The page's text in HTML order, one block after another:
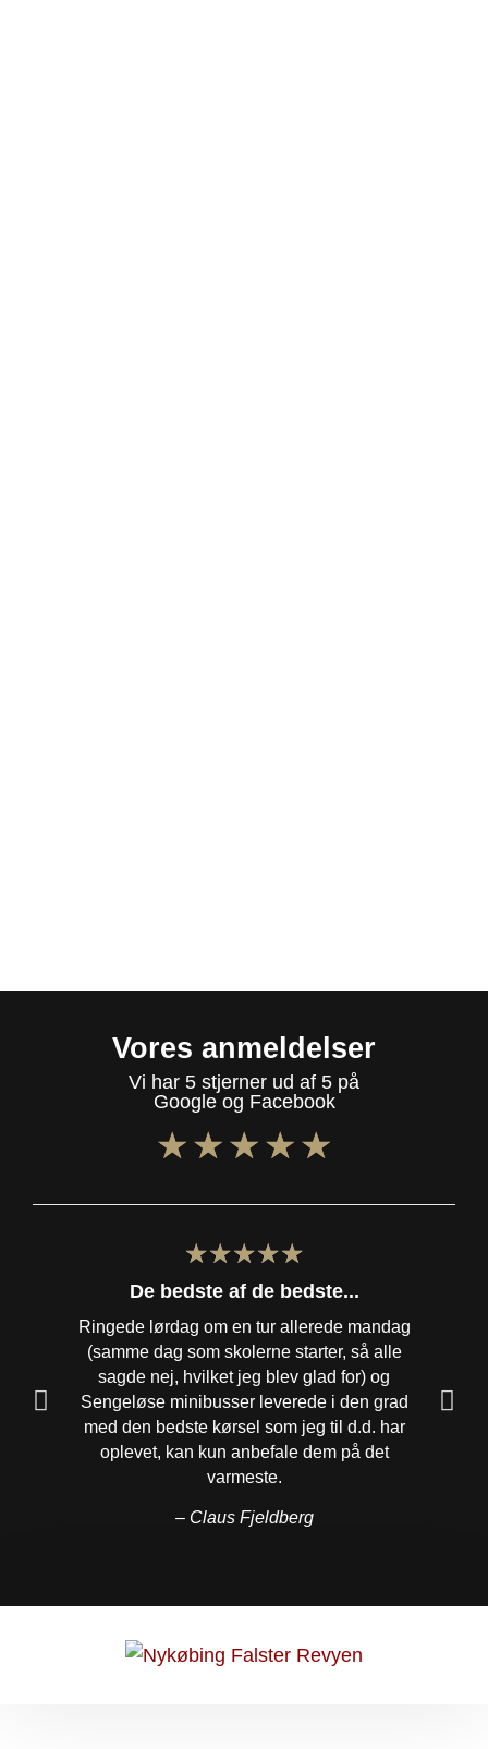
Vores anmeldelser
Vi har 5 stjerner ud af 5 på
Google og Facebook
★★★★★
★★★★★
De bedste af de bedste...
Ringede lørdag om en tur allerede mandag
(samme dag som skolerne starter, så alle
sagde nej, hvilket jeg blev glad for) og
Sengeløse minibusser leverede i den grad
med den bedste kørsel som jeg til d.d. har
oplevet, kan kun anbefale dem på det
varmeste.
– Claus Fjeldberg